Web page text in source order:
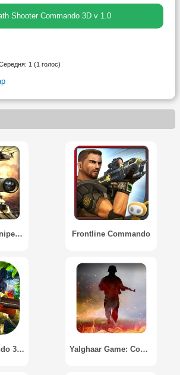
Shooter Commando 3D v 1.0
1 (1 голос)
Modern Army Sniper Shooter Frontline Commando
Jungle commando 3D Assassin Yalghaar Game: Commando Action 3D FPS Gun Shooter